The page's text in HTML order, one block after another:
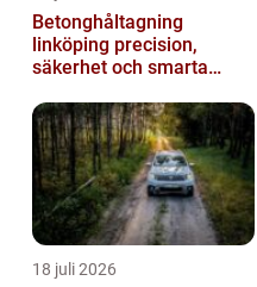
Betonghåltagning
linköping precision,
säkerhet och smarta
18 juli 2026